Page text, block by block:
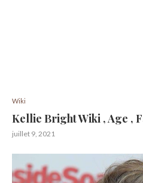
Wiki
Kellie Bright Wiki , Age ,
juillet 9, 2021